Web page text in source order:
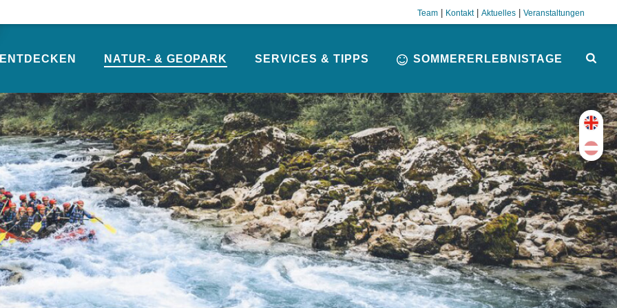
Team Kontakt| Aktuelles Veranstaltungen
ENTDECKEN NATUR- & GEOPARK SERVICES & TIPPS SOMMERERLEBNISTAGE